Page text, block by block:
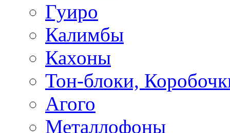
Гуиро
Калимбы
Кахоны
Тон-блоки,
Агого
Металлофоны